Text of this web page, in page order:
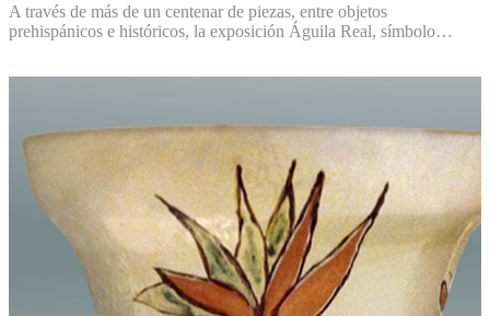
A través de más de un centenar de piezas, entre objetos
prehispánicos e históricos, la exposición Águila Real, símbolo…